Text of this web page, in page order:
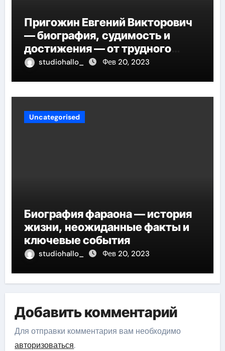
Пригожин Евгений Викторович
— биография, судимость и
достижения — от трудного
детства до мирового успеха
studiohallo_ Фев 20, 2023
Uncategorised
Биография фараона — история
жизни, неожиданные факты и
ключевые события
studiohallo_ Фев 20, 2023
Добавить комментарий
Для отправки комментария вам необходимо
авторизоваться.